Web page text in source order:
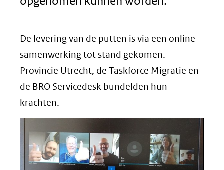
De levering van de putten is via een online
samenwerking tot stand gekomen.
Provincie Utrecht, de Taskforce Migratie en
de BRO Servicedesk bundelden hun
krachten.